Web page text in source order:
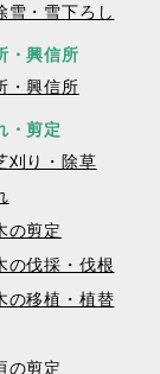
雪・雪下ろし
・興信所
・興信所
・剪定
刈り・除草
の剪定
の伐採・伐根
の移植・植替
の剪定